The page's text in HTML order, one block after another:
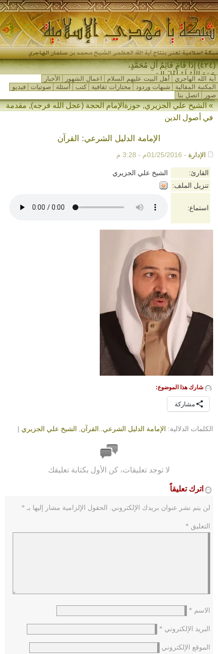
(٤٢٤) إِذَا قَامَ قَائِمُ آلِ مُحَمَّدٍ،
جَمَعَ اللهُ لَهُ أَهْلَ المَشْرِق_
آية الله الهاجري أهل البيت عليهم السلام اعمال الشهور
الأخبار
المكتبة المقالية
شبهات وردود مختارات ثقافية كتب أسئلة صوتيات
فيديو
صور
اتصل بنا
»الشيخ علي الجزيري,حوزةالإمام الحجة (عجل الله فرجه),مقدمة
في أصول الدين
الإمامة الدليل الشرعي: القرآن
الإدارة - 01/25/2016م - 3:28 م
القارئ:
الشيخ علي الجزيري
تنزيل الملف:
استماع:
شارك هذا الموضوع:
مشاركة
الكلمات الدلالية: الإمامة الدليل الشرعي..القرآن الشيخ علي الجزيري |
لا توجد تعليقات، كن الأول بكتابة تعليقك
اترك تعليقاً
لن يتم نشر عنوان بريدك الإلكتروني. الحقول الإلزامية مشار إليها بـ *
التعليق *
الاسم *
البريد الإلكتروني *
الموقع الإلكتروني